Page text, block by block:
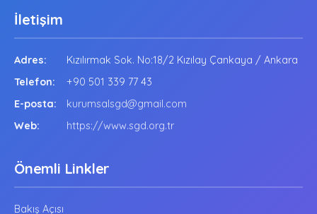
İletişim
Adres:
Kızılırmak Sok. No:18/2 Kızılay Çankaya / Ankara
Telefon:
+90 501 339 77 43
E-posta:
kurumsalsgd@gmail.com
Web:
https://www.sgd.org.tr
Önemli Linkler
Bakış Açısı